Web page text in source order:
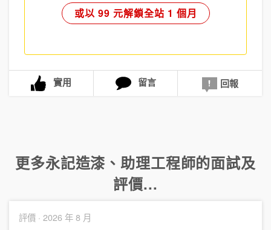
或以 99 元解鎖全站 1 個月
實用 留言 回報
更多永記造漆 、助理工程師的面試及
評價...
評價 · 2026 年 8 月